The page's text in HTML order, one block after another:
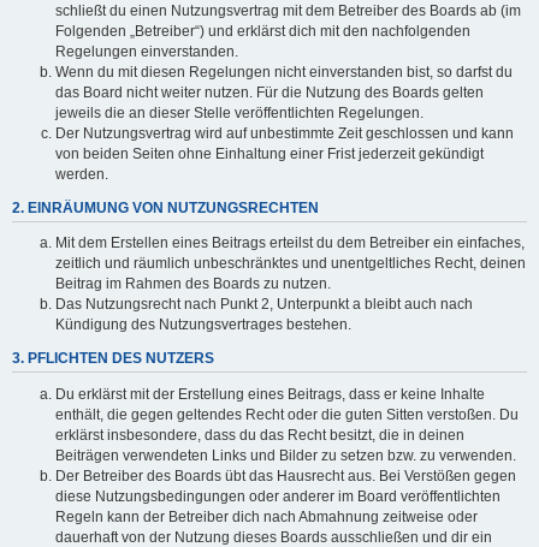
schließt du einen Nutzungsvertrag mit dem Betreiber des Boards ab (im
Folgenden „Betreiber“) und erklärst dich mit den nachfolgenden
Regelungen einverstanden.
Wenn du mit diesen Regelungen nicht einverstanden bist, so darfst du
das Board nicht weiter nutzen. Für die Nutzung des Boards gelten
jeweils die an dieser Stelle veröffentlichten Regelungen.
Der Nutzungsvertrag wird auf unbestimmte Zeit geschlossen und kann
von beiden Seiten ohne Einhaltung einer Frist jederzeit gekündigt
werden.
2. EINRÄUMUNG VON NUTZUNGSRECHTEN
Mit dem Erstellen eines Beitrags erteilst du dem Betreiber ein einfaches,
zeitlich und räumlich unbeschränktes und unentgeltliches Recht, deinen
Beitrag im Rahmen des Boards zu nutzen.
Das Nutzungsrecht nach Punkt 2, Unterpunkt a bleibt auch nach
Kündigung des Nutzungsvertrages bestehen.
3. PFLICHTEN DES NUTZERS
Du erklärst mit der Erstellung eines Beitrags, dass er keine Inhalte
enthält, die gegen geltendes Recht oder die guten Sitten verstoßen. Du
erklärst insbesondere, dass du das Recht besitzt, die in deinen
Beiträgen verwendeten Links und Bilder zu setzen bzw. zu verwenden.
Der Betreiber des Boards übt das Hausrecht aus. Bei Verstößen gegen
diese Nutzungsbedingungen oder anderer im Board veröffentlichten
Regeln kann der Betreiber dich nach Abmahnung zeitweise oder
dauerhaft von der Nutzung dieses Boards ausschließen und dir ein